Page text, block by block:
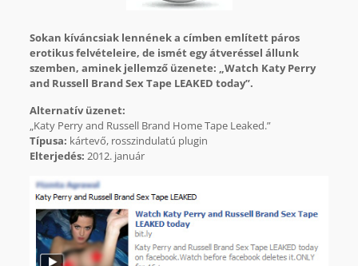
Sokan kíváncsiak lennének a címben említett páros
erotikus felvételeire, de ismét egy átveréssel állunk
szemben, aminek jellemző üzenete: „Watch Katy Perry
and Russell Brand Sex Tape LEAKED today”.
Alternatív üzenet:
„Katy Perry and Russell Brand Home Tape Leaked.”
Típusa: kártevő, rosszindulatú plugin
Elterjedés: 2012. január